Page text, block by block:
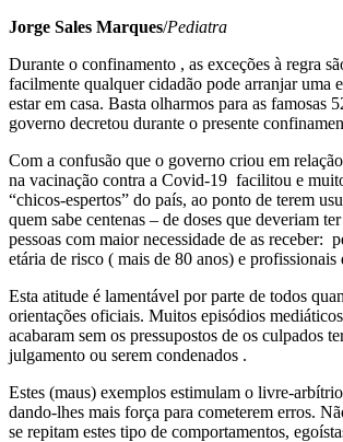
Jorge Sales Marques/Pediatra
Durante o confinamento , as exceções à regra
facilmente qualquer cidadão pode arranjar uma
estar em casa. Basta olharmos para as famosas
governo decretou durante o presente
Com a confusão que o governo criou em
na vacinação contra a Covid-19 facilitou e
“chicos-espertos” do país, ao ponto de terem
quem sabe centenas – de doses que deveriam
pessoas com maior necessidade de as receber:
etária de risco ( mais de 80 anos) e profissionais
Esta atitude é lamentável por parte de todos
orientações oficiais. Muitos episódios
acabaram sem os pressupostos de os culpados
julgamento ou serem condenados .
Estes (maus) exemplos estimulam o livre-arbítrio
dando-lhes mais força para cometerem erros.
se repitam estes tipo de comportamentos,